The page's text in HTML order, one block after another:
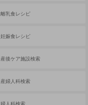
離乳食レシピ
妊娠食レシピ
産後ケア施設検索
産婦人科検索
婦人科検索